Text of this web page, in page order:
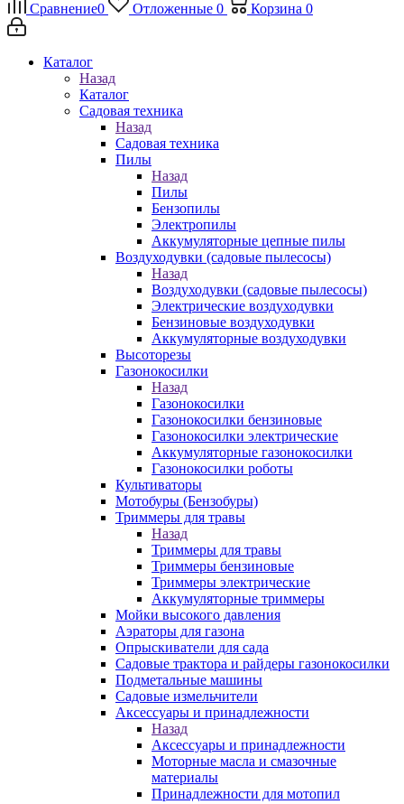
Сравнение0 Отложенные 0 Корзина 0
Каталог
Назад
Каталог
Садовая техника
Назад
Садовая техника
Пилы
Назад
Пилы
Бензопилы
Электропилы
Аккумуляторные цепные пилы
Воздуходувки (садовые пылесосы)
Назад
Воздуходувки (садовые пылесосы)
Электрические воздуходувки
Бензиновые воздуходувки
Аккумуляторные воздуходувки
Высоторезы
Газонокосилки
Назад
Газонокосилки
Газонокосилки бензиновые
Газонокосилки электрические
Аккумуляторные газонокосилки
Газонокосилки роботы
Культиваторы
Мотобуры (Бензобуры)
Триммеры для травы
Назад
Триммеры для травы
Триммеры бензиновые
Триммеры электрические
Аккумуляторные триммеры
Мойки высокого давления
Аэраторы для газона
Опрыскиватели для сада
Садовые трактора и райдеры газонокосилки
Подметальные машины
Садовые измельчители
Аксессуары и принадлежности
Назад
Аксессуары и принадлежности
Моторные масла и смазочные
материалы
Принадлежности для мотопил